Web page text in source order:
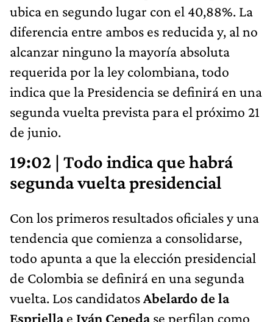
ubica en segundo lugar con el 40,88%. La
diferencia entre ambos es reducida y, al no
alcanzar ninguno la mayoría absoluta
requerida por la ley colombiana, todo
indica que la Presidencia se definirá en una
segunda vuelta prevista para el próximo 21
de junio.
19:02 | Todo indica que habrá
segunda vuelta presidencial
Con los primeros resultados oficiales y una
tendencia que comienza a consolidarse,
todo apunta a que la elección presidencial
de Colombia se definirá en una segunda
vuelta. Los candidatosAbelardo de la
Espriellae Iván Cepedase perfilan como